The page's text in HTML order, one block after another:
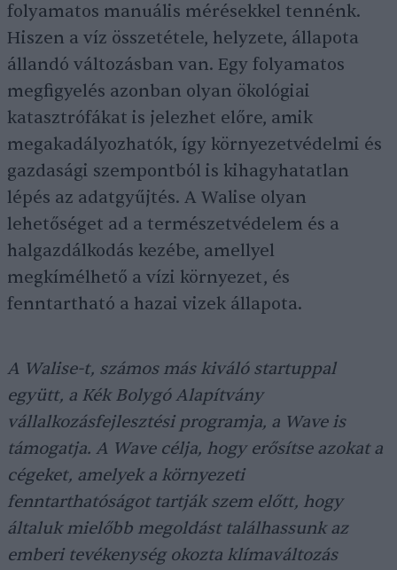
folyamatos manuális mérésekkel tennénk.
Hiszen a víz összetétele, helyzete, állapota
állandó változásban van. Egy folyamatos
megfigyelés azonban olyan ökológiai
katasztrófákat is jelezhet előre, amik
megakadályozhatók, így környezetvédelmi és
gazdasági szempontból is kihagyhatatlan
lépés az adatgyűjtés. A Walise olyan
lehetőséget ad a természetvédelem és a
halgazdálkodás kezébe, amellyel
megkímélhető a vízi környezet, és
fenntartható a hazai vizek állapota.
A Walise-t, számos más kiváló startuppal
együtt, a Kék Bolygó Alapítvány
vállalkozásfejlesztési programja, a Wave is
támogatja. A Wave célja, hogy erősítse azokat a
cégeket, amelyek a környezeti
fenntarthatóságot tartják szem előtt, hogy
általuk mielőbb megoldást találhassunk az
emberi tevékenység okozta klímaváltozás